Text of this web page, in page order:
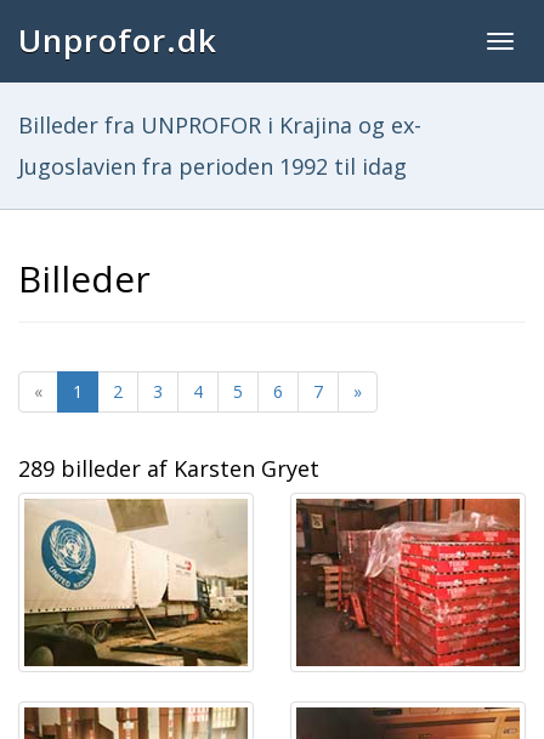
Unprofor.dk
Billeder fra UNPROFOR i Krajina og ex-
Jugoslavien fra perioden 1992 til idag
Billeder
« 1 2 3 4 5 6 7 »
289 billeder af Karsten Gryet